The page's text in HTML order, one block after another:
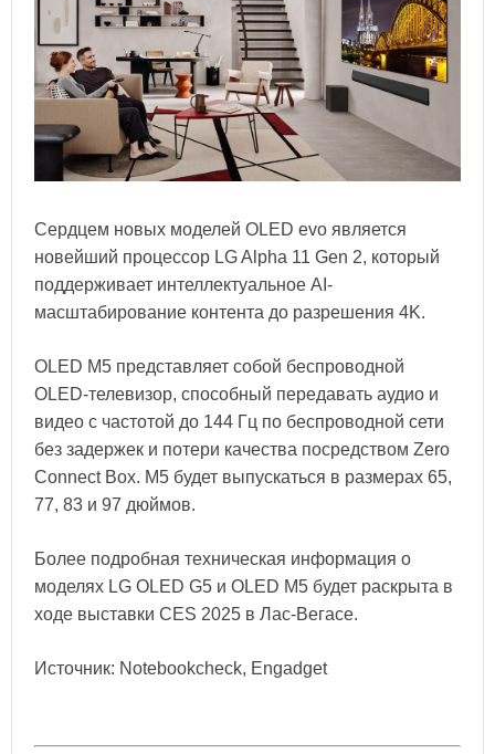
Сердцем новых моделей OLED evo является
новейший процессор LG Alpha 11 Gen 2, который
поддерживает интеллектуальное AI-
масштабирование контента до разрешения 4K.
OLED M5 представляет собой беспроводной
OLED-телевизор, способный передавать аудио и
видео с частотой до 144 Гц по беспроводной сети
без задержек и потери качества посредством Zero
Connect Box. M5 будет выпускаться в размерах 65,
77, 83 и 97 дюймов.
Более подробная техническая информация о
моделях LG OLED G5 и OLED M5 будет раскрыта в
ходе выставки CES 2025 в Лас-Вегасе.
Источник: Notebookcheck, Engadget